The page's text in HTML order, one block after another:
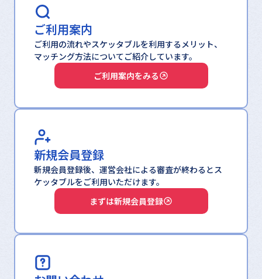
ご利用案内
ご利用の流れやスケッタブルを利用するメリット、
マッチング方法についてご紹介しています。
ご利用案内をみる
新規会員登録
新規会員登録後、運営会社による審査が終わるとス
ケッタブルをご利用いただけます。
まずは新規会員登録